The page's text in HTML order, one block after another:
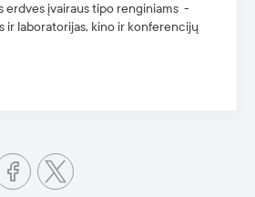
erdves įvairaus tipo renginiams -
ir laboratorijas, kino ir konferencijų